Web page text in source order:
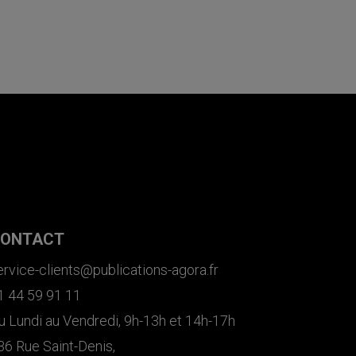
clients@publications-agora.fr
44 59 91 11
Lundi au Vendredi, 9h-13h et 14h-17h
Rue Saint-Denis,